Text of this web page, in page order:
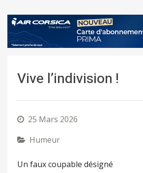
Vive l’indivision !
25 Mars 2026
Humeur
Un faux coupable désigné